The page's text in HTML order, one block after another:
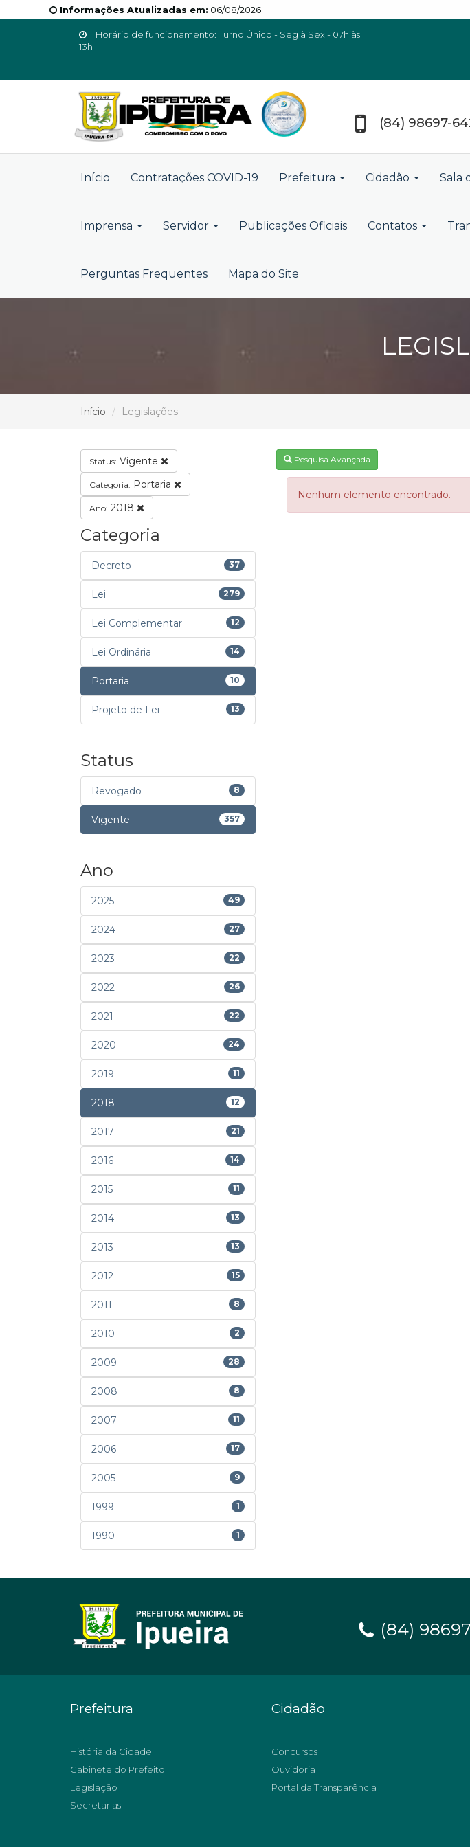
Informações Atualizadas em: 06/08/2026
Horário de funcionamento: Turno Único - Seg à Sex - 07h às
13h
(84) 98697-
Início Contratações COVID-19 Prefeitura Cidadão Sala
Imprensa Servidor Publicações Oficiais Contatos
Perguntas Frequentes Mapa do Site
Início Legislações
Status: Vigente
Categoria: Portaria
Ano: 2018
Categoria
Decreto 37
Lei 279
Lei Complementar 12
Lei Ordinária 14
Portaria 10
Projeto de Lei 13
Status
Revogado 8
Vigente 357
Ano
2025 49
2024 27
2023 22
2022 26
2021 22
2020 24
2019 11
2018 12
2017 21
2016 14
2015 11
2014 13
2013 13
2012 15
2011 8
2010 2
2009 28
2008 8
2007 11
2006 17
2005 9
1999 1
1990 1
Pesquisa Avançada
Nenhum elemento encontrado.
(84)
Prefeitura
História da Cidade
Gabinete do Prefeito
Legislação
Secretarias
Cidadão
Concursos
Ouvidoria
Portal da Transparência